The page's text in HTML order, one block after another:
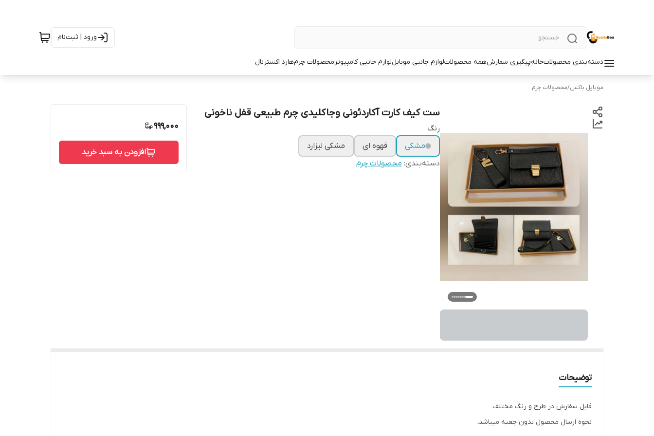
ورود | ثبت‌نام
دسته‌بندی محصولاتخانهپیگیری سفارشهمه محصولاتلوازم جانبی موبایللوازم جانبی کامپیوترمحصولات چرمهارد اکسترنال
موبایل باکس/محصولات چرم
ست کیف کارت آکاردئونی وجاکلیدی چرم طبیعی قفل ناخونی
رنگ
مشکی
قهوه ای
مشکی لیزارد
دسته‌بندی: محصولات چرم
999,000
افزودن به سبد خرید
توضیحات
قابل سفارش در طرح و رنگ مختلف
نحوه ارسال محصول بدون جعبه میباشد،